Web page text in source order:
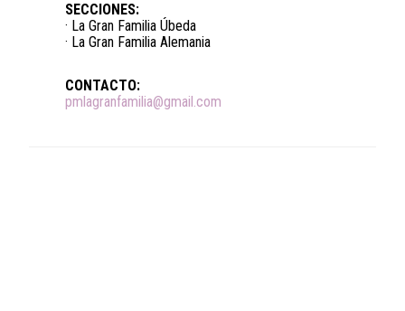
SECCIONES:
· La Gran Familia Úbeda
· La Gran Familia Alemania
CONTACTO:
pmlagranfamilia@gmail.com